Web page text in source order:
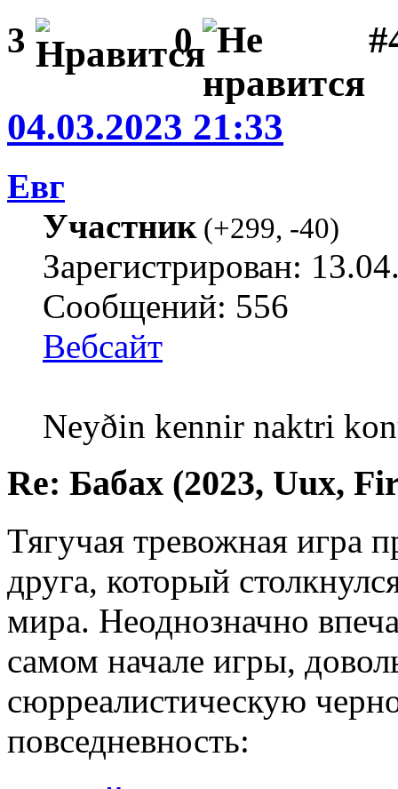
3 0
04.03.2023 21:33
Евг
Участник(+299, -40)
Зарегистрирован:
Сообщений: 556
Вебсайт
Neyðin kennir naktri
Re: Бабах (2023, Uux,
Тягучая тревожная игра
друга, который
мира. Неоднозначно
самом начале игры,
сюрреалистическую
повседневность: